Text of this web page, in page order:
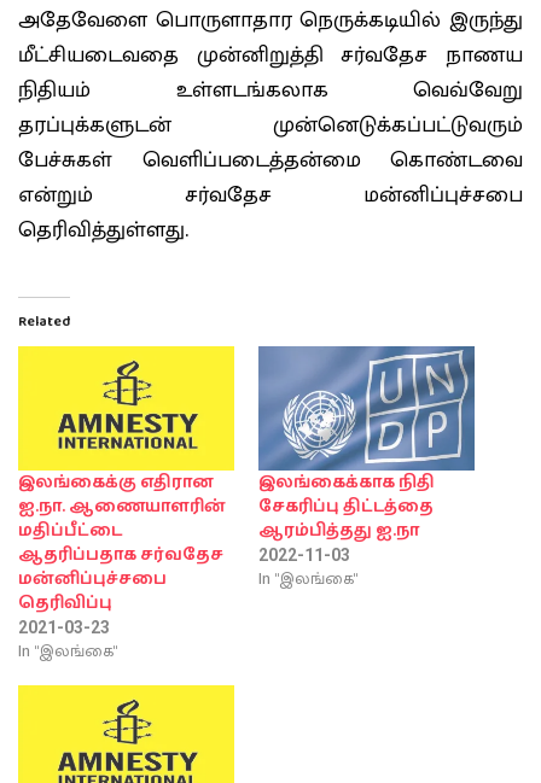
அதேவேளை பொருளாதார நெருக்கடியில் இருந்து
மீட்சியடைவதை முன்னிறுத்தி சர்வதேச நாணய
நிதியம் உள்ளடங்கலாக வெவ்வேறு
தரப்புக்களுடன் முன்னெடுக்கப்பட்டுவரும்
பேச்சுகள் வெளிப்படைத்தன்மை கொண்டவை
என்றும் சர்வதேச மன்னிப்புச்சபை
தெரிவித்துள்ளது.
Related
இலங்கைக்கு எதிரான
ஐ.நா. ஆணையாளரின்
மதிப்பீட்டை
ஆதரிப்பதாக சர்வதேச
மன்னிப்புச்சபை
தெரிவிப்பு
2021-03-23
In "இலங்கை"
இலங்கைக்காக நிதி
சேகரிப்பு திட்டத்தை
ஆரம்பித்தது ஐ.நா
2022-11-03
In "இலங்கை"